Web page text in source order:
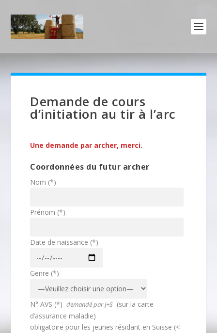
Demande de cours
d’initiation au tir à l’arc
Une demande par archer, merci.
Coordonnées du futur archer
Nom (*)
Prénom (*)
Date de naissance (*)
Genre (*)
N° AVS (*)demandé par J+S (sur la carte
d’assurance maladie)
obligatoire pour les jeunes résidant en Suisse (<